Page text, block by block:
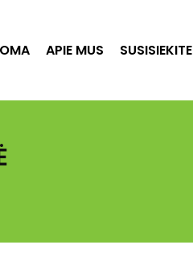
APIE MUS SUSISIEKITE